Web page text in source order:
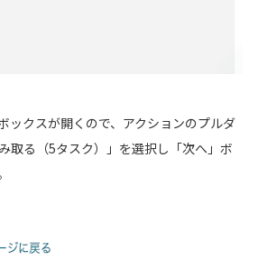
ックスが開くので、アクションのプルダ
取る（5タスク）」を選択し「次へ」ボ